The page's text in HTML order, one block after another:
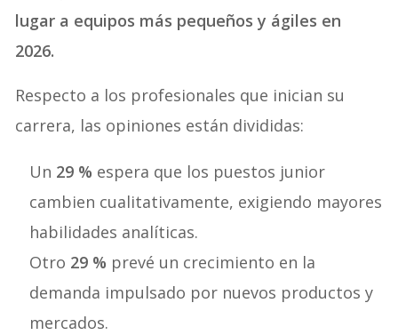
lugar a equipos más pequeños y ágiles en
2026.
Respecto a los profesionales que inician su
carrera, las opiniones están divididas:
Un 29 % espera que los puestos junior
cambien cualitativamente, exigiendo mayores
habilidades analíticas.
Otro 29 % prevé un crecimiento en la
demanda impulsado por nuevos productos y
mercados.